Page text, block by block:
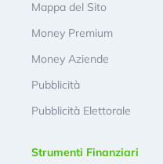
Mappa del Sito
Money Premium
Money Aziende
Pubblicità
Pubblicità Elettorale
Strumenti Finanziari